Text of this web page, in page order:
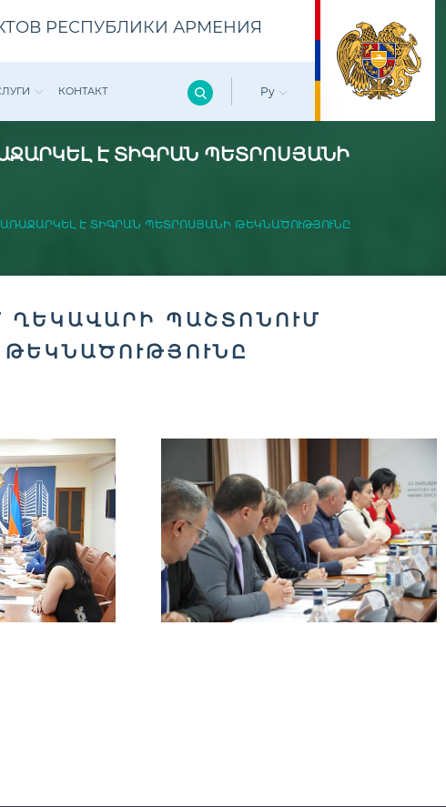
РЕСПУБЛИКИ АРМЕНИЯ
КОНТАКТ Ру
Է ՏԻԳՐԱՆ ՊԵՏՐՈՍՅԱՆԻ
Է ՏԻԳՐԱՆ ՊԵՏՐՈՍՅԱՆԻ ԹԵԿՆԱԾՈՒԹՅՈՒՆԸ
ՊԱՇՏՈՆՈՒՄ